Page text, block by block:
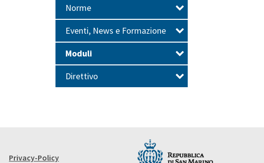
Norme
Eventi, News e Formazione
Moduli
Direttivo
Privacy-Policy